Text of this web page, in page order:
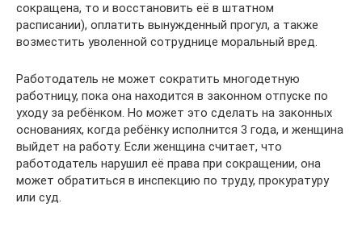
сокращена, то и восстановить её в штатном
расписании), оплатить вынужденный прогул, а также
возместить уволенной сотруднице моральный вред.
Работодатель не может сократить многодетную
работницу, пока она находится в законном отпуске по
уходу за ребёнком. Но может это сделать на законных
основаниях, когда ребёнку исполнится 3 года, и женщина
выйдет на работу. Если женщина считает, что
работодатель нарушил её права при сокращении, она
может обратиться в инспекцию по труду, прокуратуру
или суд.